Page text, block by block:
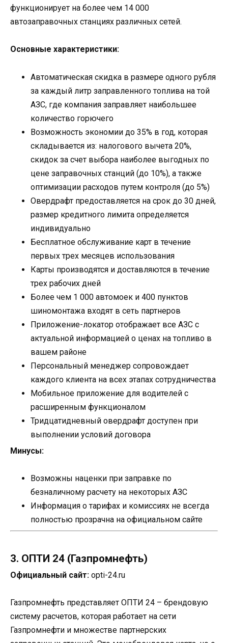
функционирует на более чем 14 000
автозаправочных станциях различных сетей.
Основные характеристики:
Автоматическая скидка в размере одного рубля
за каждый литр заправленного топлива на той
АЗС, где компания заправляет наибольшее
количество горючего
Возможность экономии до 35% в год, которая
складывается из: налогового вычета 20%,
скидок за счет выбора наиболее выгодных по
цене заправочных станций (до 10%), а также
оптимизации расходов путем контроля (до 5%)
Овердрафт предоставляется на срок до 30 дней,
размер кредитного лимита определяется
индивидуально
Бесплатное обслуживание карт в течение
первых трех месяцев использования
Карты производятся и доставляются в течение
трех рабочих дней
Более чем 1 000 автомоек и 400 пунктов
шиномонтажа входят в сеть партнеров
Приложение-локатор отображает все АЗС с
актуальной информацией о ценах на топливо в
вашем районе
Персональный менеджер сопровождает
каждого клиента на всех этапах сотрудничества
Мобильное приложение для водителей с
расширенным функционалом
Тридцатидневный овердрафт доступен при
выполнении условий договора
Минусы:
Возможны наценки при заправке по
безналичному расчету на некоторых АЗС
Информация о тарифах и комиссиях не всегда
полностью прозрачна на официальном сайте
3. ОПТИ 24 (Газпромнефть)
Официальный сайт: opti-24.ru
Газпромнефть представляет ОПТИ 24 – брендовую
систему расчетов, которая работает на сети
Газпромнефти и множестве партнерских